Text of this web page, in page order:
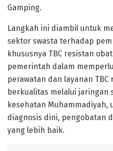
Gamping.
Langkah ini diambil untuk
sektor swasta terhadap
khususnya TBC resistan
pemerintah dalam
perawatan dan layanan
berkualitas melalui jaringan
kesehatan Muhammadiyah,
diagnosis dini, pengobatan
yang lebih baik.